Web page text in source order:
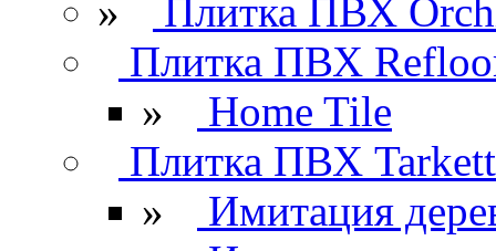
»
Плитка ПВХ
Плитка ПВХ
»
Home Tile
Плитка ПВХ Tarkett
»
Имитация